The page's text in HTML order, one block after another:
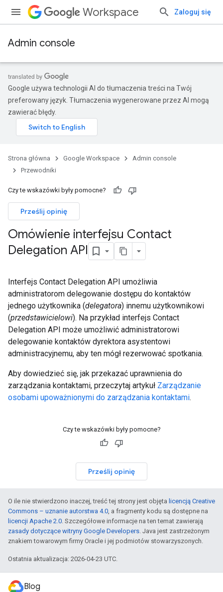
Workspace Zaloguj się
Admin console
Google używa technologii AI do tłumaczenia treści na Twój
preferowany język. Tłumaczenia wygenerowane przez AI mogą
zawierać błędy.
Strona główna Google Workspace
Admin console
Przewodniki
Czy te wskazówki były pomocne?
Prześlij opinię
Omówienie interfejsu Contact
Delegation API
Interfejs Contact Delegation API umożliwia
administratorom delegowanie dostępu do kontaktów
jednego użytkownika (delegatora) innemu użytkownikowi
(przedstawicielowi). Na przykład interfejs Contact
Delegation API może umożliwić administratorowi
delegowanie kontaktów dyrektora asystentowi
administracyjnemu, aby ten mógł rezerwować spotkania.
Aby dowiedzieć się, jak przekazać uprawnienia do
zarządzania kontaktami, przeczytaj artykuł Zarządzanie
osobami upoważnionymi do zarządzania kontaktami.
Czy te wskazówki były pomocne?
Prześlij opinię
O ile nie stwierdzono inaczej, treść tej strony jest objęta licencją Creative
Commons – uznanie autorstwa 4.0, a fragmenty kodu są dostępne na
licencji Apache 2.0. Szczegółowe informacje na ten temat zawierają
zasady dotyczące witryny Google Developers. Java jest zastrzeżonym
znakiem towarowym firmy Oracle i jej podmiotów stowarzyszonych.
Ostatnia aktualizacja: 2026-04-23 UTC.
Blog